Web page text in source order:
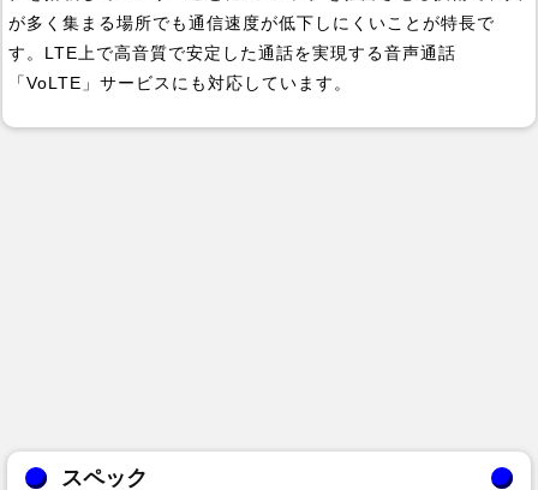
が多く集まる場所でも通信速度が低下しにくいことが特長で
す。LTE上で高音質で安定した通話を実現する音声通話
「VoLTE」サービスにも対応しています。
スペック